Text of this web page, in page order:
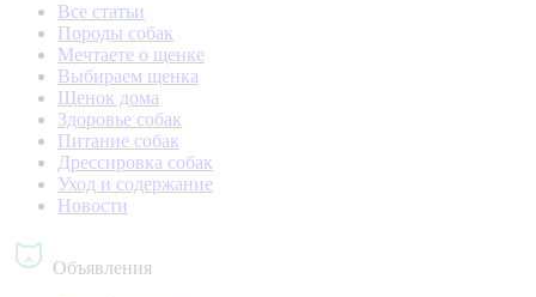
Все статьи
Породы собак
Мечтаете о щенке
Выбираем щенка
Щенок дома
Здоровье собак
Питание собак
Дрессировка собак
Уход и содержание
Новости
Объявления